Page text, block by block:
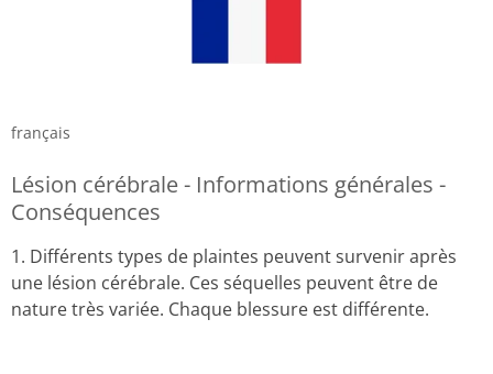
français
Lésion cérébrale - Informations générales -
Conséquences
1. Différents types de plaintes peuvent survenir après
une lésion cérébrale. Ces séquelles peuvent être de
nature très variée. Chaque blessure est différente.